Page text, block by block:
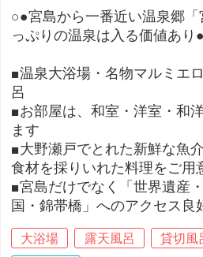
○●宮島から一番近い温泉郷
っぷりの温泉は入る価値あり
■温泉大浴場・名物マルミエ
呂
■お部屋は、和室・洋室・和
ます
■大野瀬戸でとれた新鮮な魚
食材を採りいれた料理をご用
■宮島だけでなく「世界遺産
国・錦帯橋」へのアクセス良
大浴場 露天風呂 貸切風